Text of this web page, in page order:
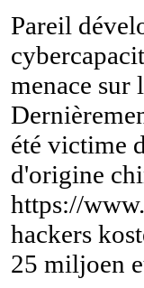
Pareil
menace sur
été victime
d'origine
https://
hackers
25 miljoen